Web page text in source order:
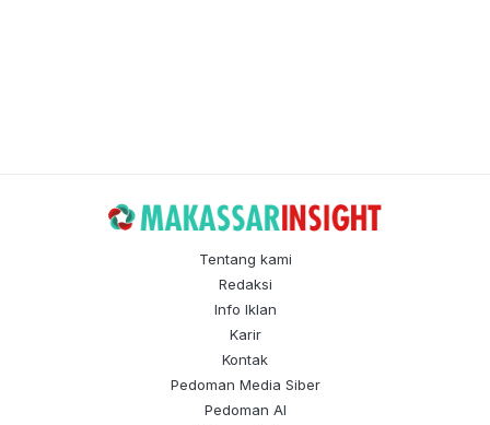
Tentang kami
Redaksi
Info Iklan
Karir
Kontak
Pedoman Media Siber
Pedoman AI